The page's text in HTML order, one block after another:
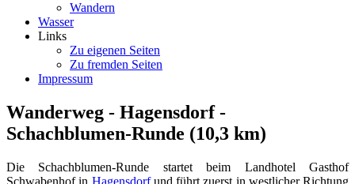
Wandern
Wasser
Links
Zu eigenen Seiten
Zu fremden Seiten
Impressum
Wanderweg - Hagensdorf -
Schachblumen-Runde (10,3 km)
Die Schachblumen-Runde startet beim Landhotel Gasthof
Schwabenhof in Hagensdorfund führt zuerst in westlicher Richtung